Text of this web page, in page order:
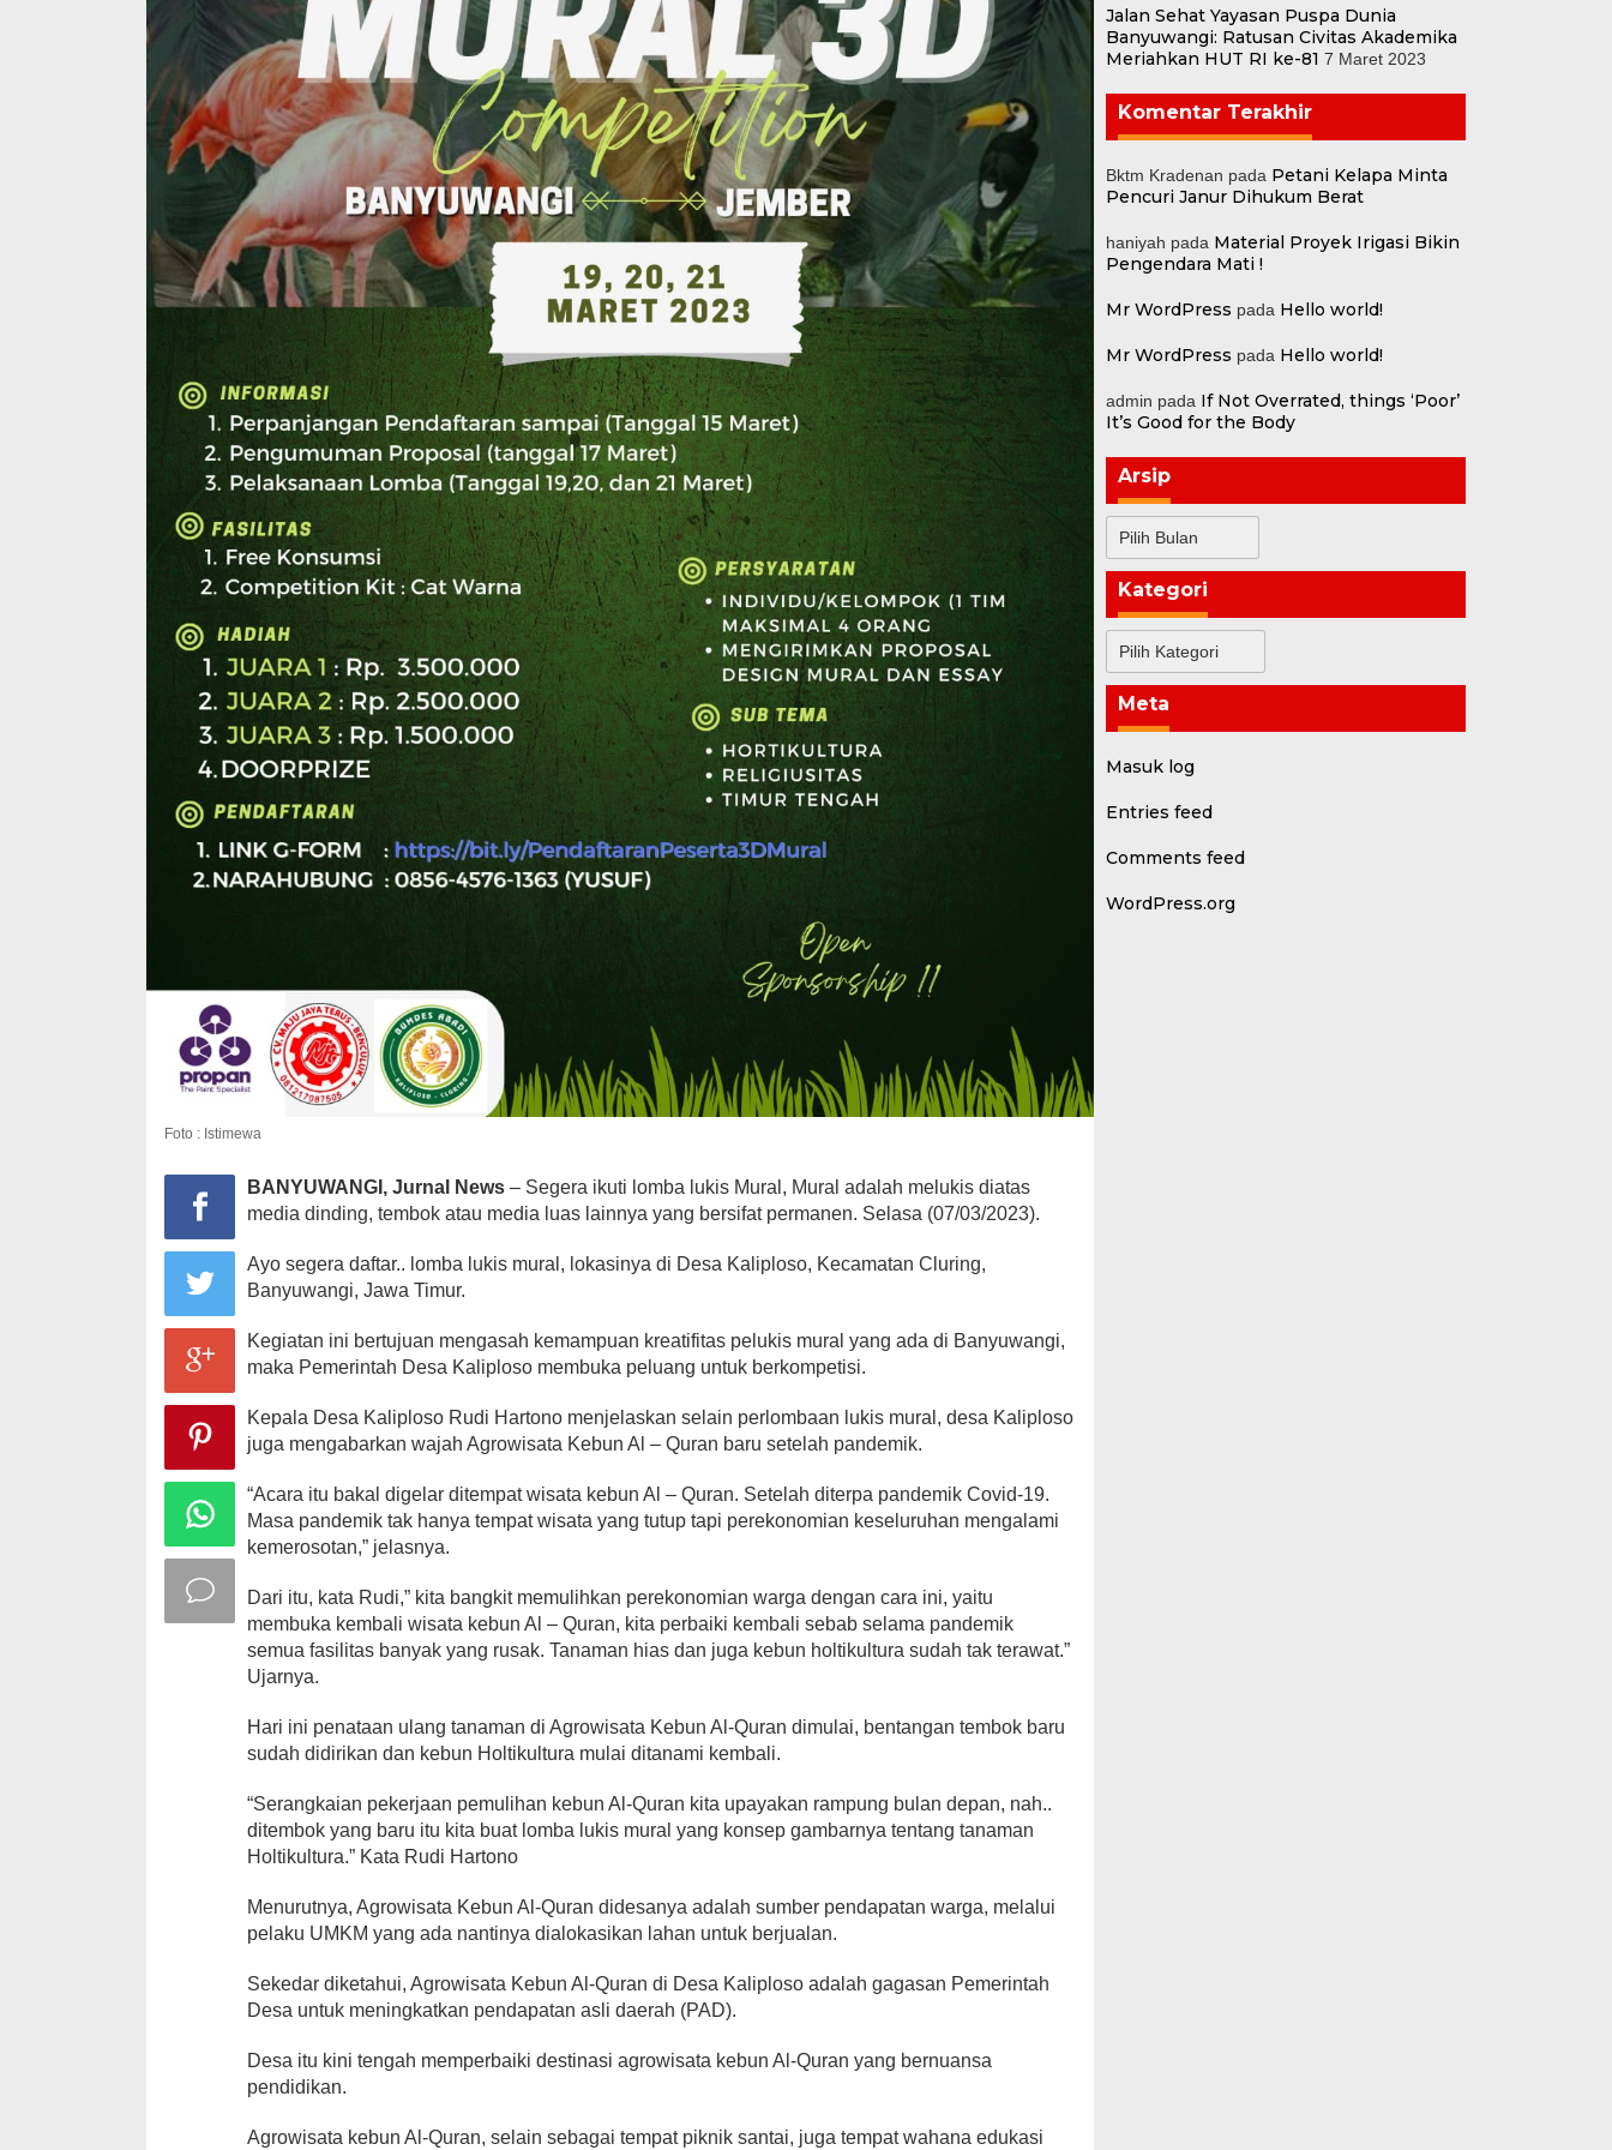
Foto : Istimewa
BANYUWANGI, Jurnal News – Segera ikuti lomba lukis Mural, Mural adalah melukis diatas
media dinding, tembok atau media luas lainnya yang bersifat permanen. Selasa (07/03/2023).
Ayo segera daftar.. lomba lukis mural, lokasinya di Desa Kaliploso, Kecamatan Cluring,
Banyuwangi, Jawa Timur.
Kegiatan ini bertujuan mengasah kemampuan kreatifitas pelukis mural yang ada di Banyuwangi,
maka Pemerintah Desa Kaliploso membuka peluang untuk berkompetisi.
Kepala Desa Kaliploso Rudi Hartono menjelaskan selain perlombaan lukis mural, desa Kaliploso
juga mengabarkan wajah Agrowisata Kebun Al – Quran baru setelah pandemik.
“Acara itu bakal digelar ditempat wisata kebun Al – Quran. Setelah diterpa pandemik Covid-19.
Masa pandemik tak hanya tempat wisata yang tutup tapi perekonomian keseluruhan mengalami
kemerosotan,” jelasnya.
Dari itu, kata Rudi,” kita bangkit memulihkan perekonomian warga dengan cara ini, yaitu
membuka kembali wisata kebun Al – Quran, kita perbaiki kembali sebab selama pandemik
semua fasilitas banyak yang rusak. Tanaman hias dan juga kebun holtikultura sudah tak terawat.”
Ujarnya.
Hari ini penataan ulang tanaman di Agrowisata Kebun Al-Quran dimulai, bentangan tembok baru
sudah didirikan dan kebun Holtikultura mulai ditanami kembali.
“Serangkaian pekerjaan pemulihan kebun Al-Quran kita upayakan rampung bulan depan, nah..
ditembok yang baru itu kita buat lomba lukis mural yang konsep gambarnya tentang tanaman
Holtikultura.” Kata Rudi Hartono
Menurutnya, Agrowisata Kebun Al-Quran didesanya adalah sumber pendapatan warga, melalui
pelaku UMKM yang ada nantinya dialokasikan lahan untuk berjualan.
Sekedar diketahui, Agrowisata Kebun Al-Quran di Desa Kaliploso adalah gagasan Pemerintah
Desa untuk meningkatkan pendapatan asli daerah (PAD).
Desa itu kini tengah memperbaiki destinasi agrowisata kebun Al-Quran yang bernuansa
pendidikan.
Agrowisata kebun Al-Quran, selain sebagai tempat piknik santai, juga tempat wahana edukasi
Jalan Sehat Yayasan Puspa Dunia
Banyuwangi: Ratusan Civitas Akademika
Meriahkan HUT RI ke-81 7 Maret 2023
Komentar Terakhir
Bktm Kradenan pada Petani Kelapa Minta
Pencuri Janur Dihukum Berat
haniyah pada Material Proyek Irigasi Bikin
Pengendara Mati !
Mr WordPress pada Hello world!
Mr WordPress pada Hello world!
admin pada If Not Overrated, things ‘Poor’
It’s Good for the Body
Arsip
Kategori
Meta
Masuk log
Entries feed
Comments feed
WordPress.org